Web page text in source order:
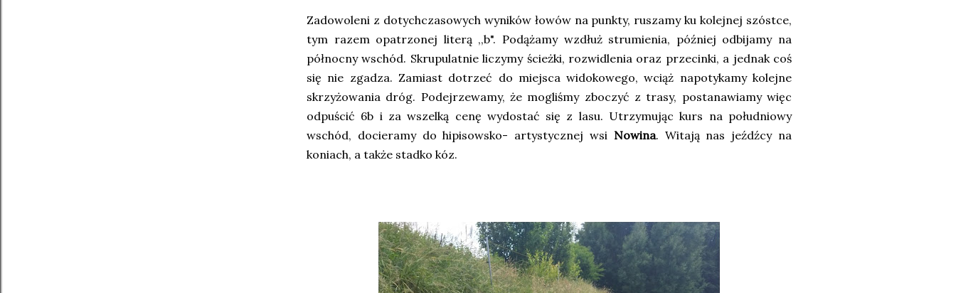
Zadowoleni z dotychczasowych wyników łowów na punkty, ruszamy ku kolejnej szóstce,
tym razem opatrzonej literą ,,b". Podążamy wzdłuż strumienia, później odbijamy na
północny wschód. Skrupulatnie liczymy ścieżki, rozwidlenia oraz przecinki, a jednak coś
się nie zgadza. Zamiast dotrzeć do miejsca widokowego, wciąż napotykamy kolejne
skrzyżowania dróg. Podejrzewamy, że mogliśmy zboczyć z trasy, postanawiamy więc
odpuścić 6b i za wszelką cenę wydostać się z lasu. Utrzymując kurs na południowy
wschód, docieramy do hipisowsko- artystycznej wsi Nowina. Witają nas jeźdźcy na
koniach, a także stadko kóz.